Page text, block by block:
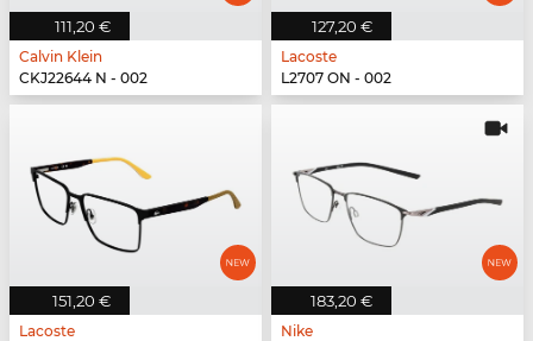
111,20 €
Calvin Klein
CKJ22644 N - 002
127,20 €
Lacoste
L2707 ON - 002
151,20 €
Lacoste
183,20 €
Nike